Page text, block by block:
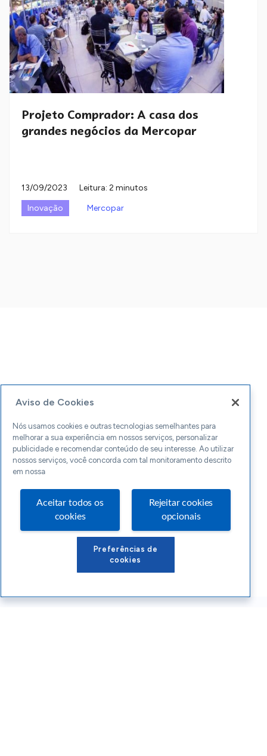
Projeto Comprador: A casa dos
grandes negócios da Mercopar
13/09/2023
Leitura: 2 minutos
Inovação
Mercopar
Aviso de Cookies
Nós usamos cookies e outras tecnologias semelhantes para
melhorar a sua experiência em nossos serviços, personalizar
publicidade e recomendar conteúdo de seu interesse. Ao utilizar
nossos serviços, você concorda com tal monitoramento descrito
em nossa
Aceitar todos os
cookies
Rejeitar cookies
opcionais
Preferências de
cookies